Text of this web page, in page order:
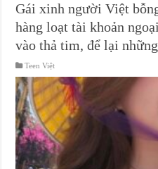
Gái xinh người Việt
hàng loạt tài khoản
vào thả tim, để lại
Teen Việt